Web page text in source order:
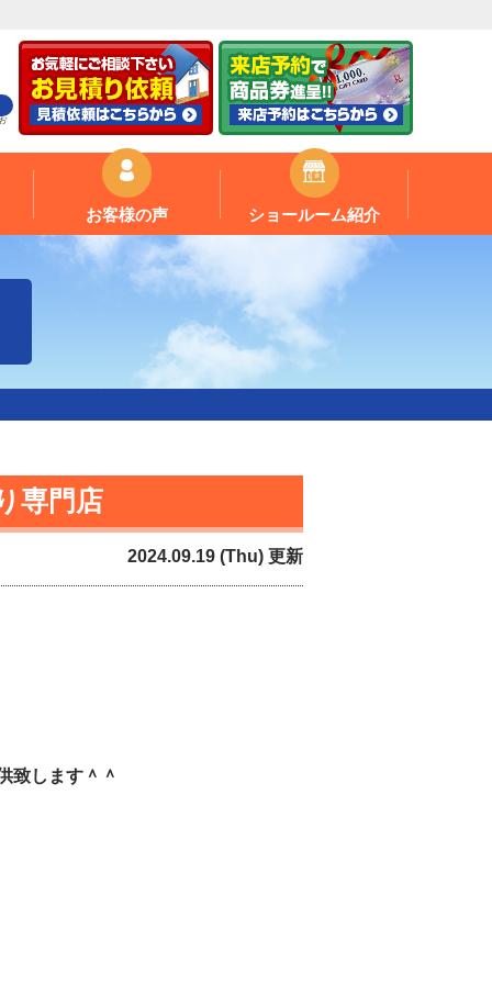
お客様の声 ショールーム紹介
専門店
2024.09.19 (Thu) 更新
致します＾＾